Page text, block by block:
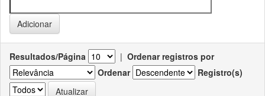
Resultados/Página | Ordenar registros por
Ordenar
Registro(s)